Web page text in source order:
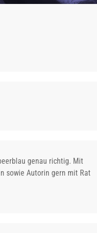
genau richtig. Mit
sowie Autorin gern mit Rat